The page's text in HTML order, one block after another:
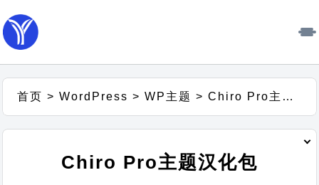
首页 >WordPress >WP主题 >Chiro Pro主题汉化包
Chiro Pro主题汉化包